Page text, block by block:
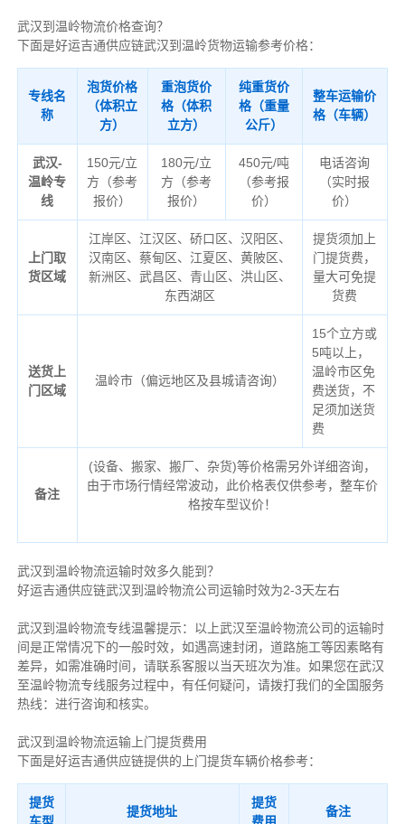
武汉到温岭物流价格查询？
下面是好运吉通供应链武汉到温岭货物运输参考价格：
专线名
称
泡货价格
（体积立
方）
重泡货价
格（体积
立方）
纯重货价
格（重量
公斤）
整车运输价
格（车辆）
武汉-
温岭专
线
150元/立
方（参考
报价）
180元/立
方（参考
报价）
450元/吨
（参考报
价）
电话咨询
（实时报
价）
上门取
货区域
江岸区、江汉区、硚口区、汉阳区、
汉南区、蔡甸区、江夏区、黄陂区、
新洲区、武昌区、青山区、洪山区、
东西湖区
提货须加上
门提货费，
量大可免提
货费
送货上
门区域
温岭市（偏远地区及县城请咨询）
15个立方或
5吨以上，
温岭市区免
费送货，不
足须加送货
费
备注
(设备、搬家、搬厂、杂货)等价格需另外详细咨询，
由于市场行情经常波动，此价格表仅供参考，整车价
格按车型议价！
武汉到温岭物流运输时效多久能到？
好运吉通供应链武汉到温岭物流公司运输时效为2-3天左右
武汉到温岭物流专线温馨提示：以上武汉至温岭物流公司的运输时
间是正常情况下的一般时效，如遇高速封闭，道路施工等因素略有
差异，如需准确时间，请联系客服以当天班次为准。如果您在武汉
至温岭物流专线服务过程中，有任何疑问，请拨打我们的全国服务
热线：进行咨询和核实。
武汉到温岭物流运输上门提货费用
下面是好运吉通供应链提供的上门提货车辆价格参考：
提货
提货地址
提货
备注